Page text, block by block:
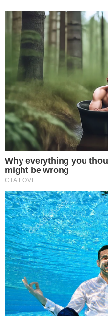
Why everything you
might be wrong
CTA LOVE